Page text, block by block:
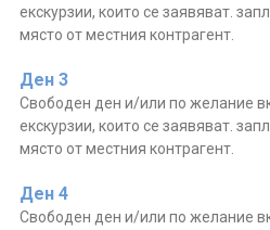
екскурзии, които се заявяват.
място от местния контрагент.
Ден 3
Свободен ден и/или по желание
екскурзии, които се заявяват.
място от местния контрагент.
Ден 4
Свободен ден и/или по желание